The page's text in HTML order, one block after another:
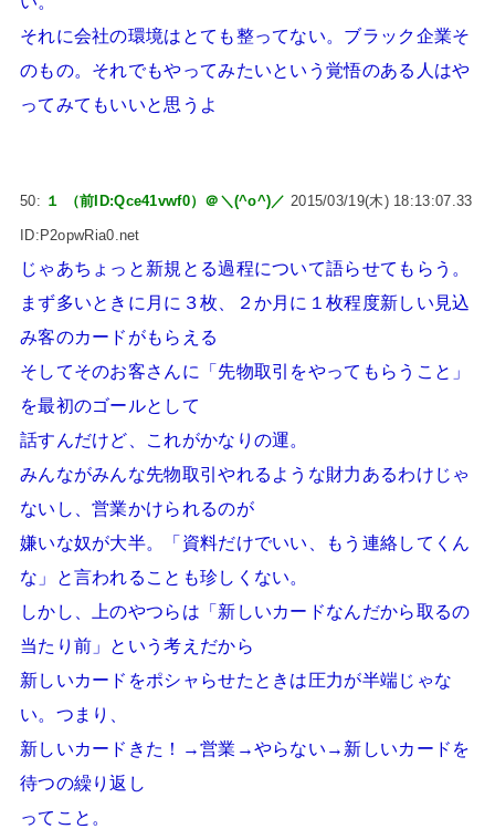
それに会社の環境はとても整ってない。ブラック企業そ
のもの。それでもやってみたいという覚悟のある人はや
ってみてもいいと思うよ
50: １ （前ID:Qce41vwf0）＠＼(^o^)／ 2015/03/19(木) 18:13:07.33
ID:P2opwRia0.net
じゃあちょっと新規とる過程について語らせてもらう。
まず多いときに月に３枚、２か月に１枚程度新しい見込
み客のカードがもらえる
そしてそのお客さんに「先物取引をやってもらうこと」
を最初のゴールとして
話すんだけど、これがかなりの運。
みんながみんな先物取引やれるような財力あるわけじゃ
ないし、営業かけられるのが
嫌いな奴が大半。「資料だけでいい、もう連絡してくん
な」と言われることも珍しくない。
しかし、上のやつらは「新しいカードなんだから取るの
当たり前」という考えだから
新しいカードをポシャらせたときは圧力が半端じゃな
い。つまり、
新しいカードきた！→営業→やらない→新しいカードを
待つの繰り返し
ってこと。